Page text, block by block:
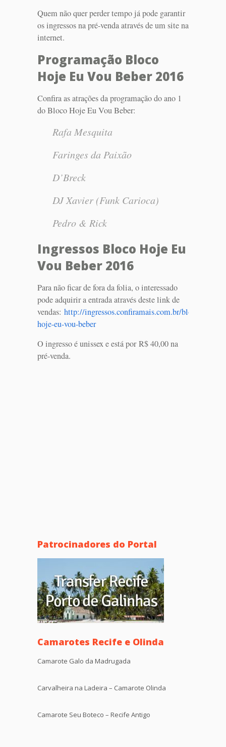
Quem não quer perder tempo já pode garantir
os ingressos na pré-venda através de um site na
internet.
Programação Bloco
Hoje Eu Vou Beber 2016
Confira as atrações da programação do ano 1
do Bloco Hoje Eu Vou Beber:
Rafa Mesquita
Faringes da Paixão
D’Breck
DJ Xavier (Funk Carioca)
Pedro & Rick
Ingressos Bloco Hoje Eu
Vou Beber 2016
Para não ficar de fora da folia, o interessado
pode adquirir a entrada através deste link de
vendas: http://ingressos.confiramais.com.br/bloco-
hoje-eu-vou-beber
O ingresso é unissex e está por R$ 40,00 na
pré-venda.
Patrocinadores do Portal
Camarotes Recife e Olinda
Camarote Galo da Madrugada
Carvalheira na Ladeira – Camarote Olinda
Camarote Seu Boteco – Recife Antigo